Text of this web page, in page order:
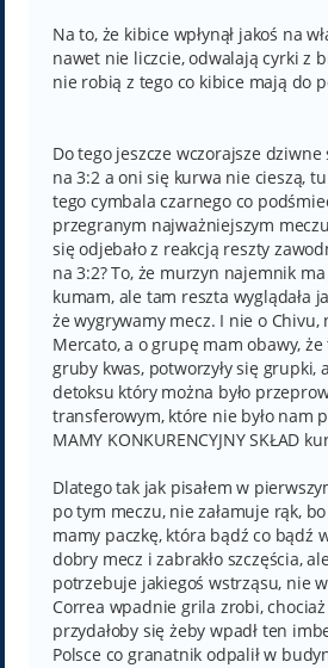
Na to, że kibice wpłynął jakoś na
nawet nie liczcie, odwalają cyrki z
nie robią z tego co kibice mają do
Do tego jeszcze wczorajsze
na 3:2 a oni się kurwa nie cieszą,
tego cymbala czarnego co
przegranym najważniejszym
się odjebało z reakcją reszty
na 3:2? To, że murzyn najemnik
kumam, ale tam reszta wyglądała
że wygrywamy mecz. I nie o Chivu,
Mercato, a o grupę mam obawy,
gruby kwas, potworzyły się grupki,
detoksu który można było
transferowym, które nie było nam
MAMY KONKURENCYJNY SKŁAD
Dlatego tak jak pisałem w
po tym meczu, nie załamuje rąk,
mamy paczkę, która bądź co bądź
dobry mecz i zabrakło szczęścia,
potrzebuje jakiegoś wstrząsu, nie
Correa wpadnie grila zrobi,
przydałoby się żeby wpadł ten
Polsce co granatnik odpalił w